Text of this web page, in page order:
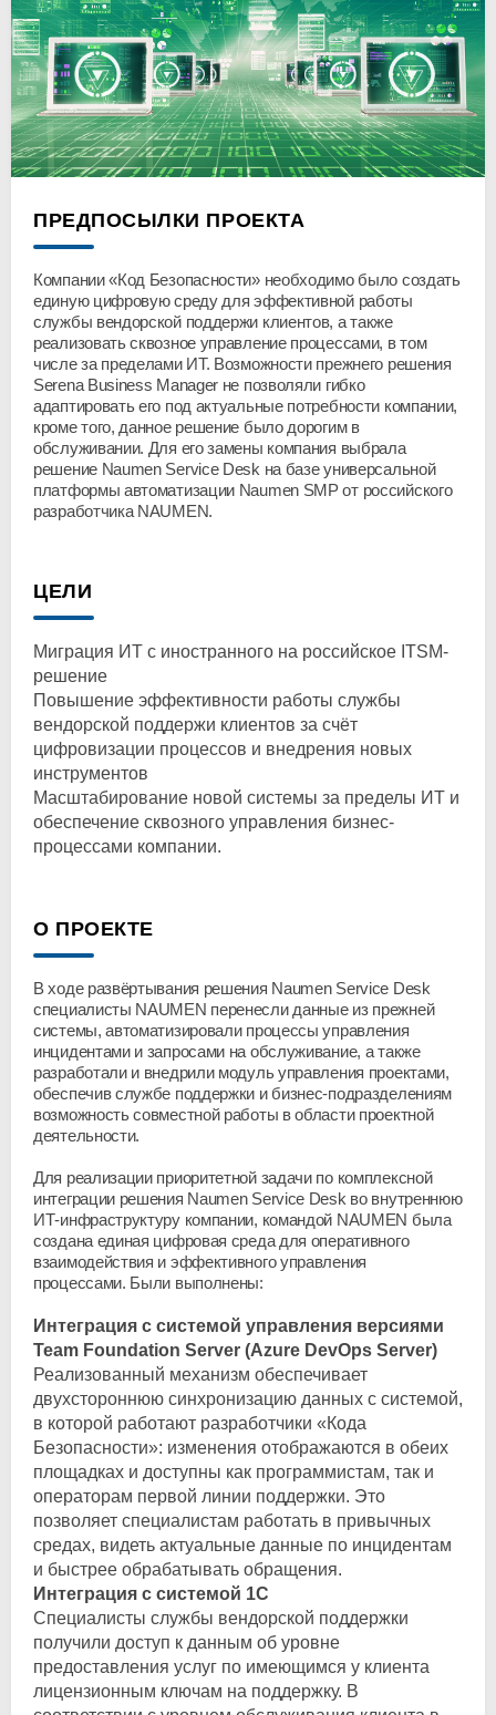
ПРЕДПОСЫЛКИ ПРОЕКТА
Компании «Код Безопасности» необходимо было создать
единую цифровую среду для эффективной работы
службы вендорской поддержи клиентов, а также
реализовать сквозное управление процессами, в том
числе за пределами ИТ. Возможности прежнего решения
Serena Business Manager не позволяли гибко
адаптировать его под актуальные потребности компании,
кроме того, данное решение было дорогим в
обслуживании. Для его замены компания выбрала
решение Naumen Service Desk на базе универсальной
платформы автоматизации Naumen SMP от российского
разработчика NAUMEN.
ЦЕЛИ
Миграция ИТ с иностранного на российское ITSM-
решение
Повышение эффективности работы службы
вендорской поддержи клиентов за счёт
цифровизации процессов и внедрения новых
инструментов
Масштабирование новой системы за пределы ИТ и
обеспечение сквозного управления бизнес-
процессами компании.
О ПРОЕКТЕ
В ходе развёртывания решения Naumen Service Desk
специалисты NAUMEN перенесли данные из прежней
системы, автоматизировали процессы управления
инцидентами и запросами на обслуживание, а также
разработали и внедрили модуль управления проектами,
обеспечив службе поддержки и бизнес-подразделениям
возможность совместной работы в области проектной
деятельности.
Для реализации приоритетной задачи по комплексной
интеграции решения Naumen Service Desk во внутреннюю
ИТ-инфраструктуру компании, командой NAUMEN была
создана единая цифровая среда для оперативного
взаимодействия и эффективного управления
процессами. Были выполнены:
Интеграция с системой управления версиями
Team Foundation Server (Azure DevOps Server)
Реализованный механизм обеспечивает
двухстороннюю синхронизацию данных с системой,
в которой работают разработчики «Кода
Безопасности»: изменения отображаются в обеих
площадках и доступны как программистам, так и
операторам первой линии поддержки. Это
позволяет специалистам работать в привычных
средах, видеть актуальные данные по инцидентам
и быстрее обрабатывать обращения.
Интеграция с системой 1С
Специалисты службы вендорской поддержки
получили доступ к данным об уровне
предоставления услуг по имеющимся у клиента
лицензионным ключам на поддержку. В